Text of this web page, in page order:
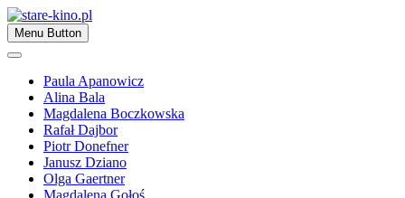
Skip
to
content
stare-kino.pl
Zapraszamy
Menu Button
Paula Apanowicz
Alina Bala
Magdalena Boczkowska
Rafał Dajbor
Piotr Donefner
Janusz Dziano
Olga Gaertner
Magdalena Gołoś